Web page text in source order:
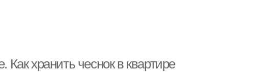
Как хранить чеснок в квартире